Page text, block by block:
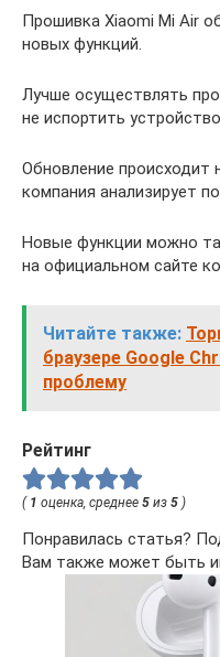
Прошивка Xiaomi Mi Air
новых функций.
Лучше осуществлять
не испортить
Обновление происходит
компания анализирует
Новые функции можно
на официальном сайте
Читайте также:
браузере Google
проблему
Рейтинг
( 1 оценка, среднее 5 из 5 )
Понравилась статья?
Вам также может быть